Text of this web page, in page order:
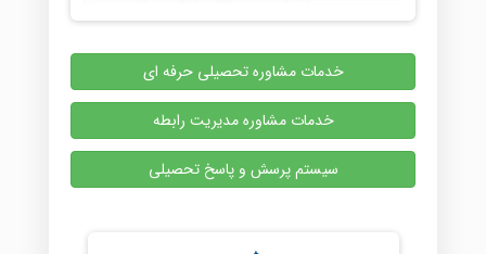
خدمات مشاوره تحصیلی حرفه ای
خدمات مشاوره مدیریت رابطه
سیستم پرسش و پاسخ تحصیلی